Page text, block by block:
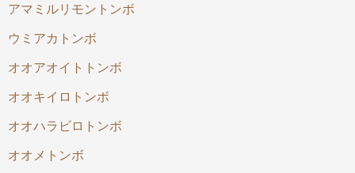
アマミルリモントンボ
ウミアカトンボ
オオアオイトトンボ
オオキイロトンボ
オオハラビロトンボ
オオメトンボ